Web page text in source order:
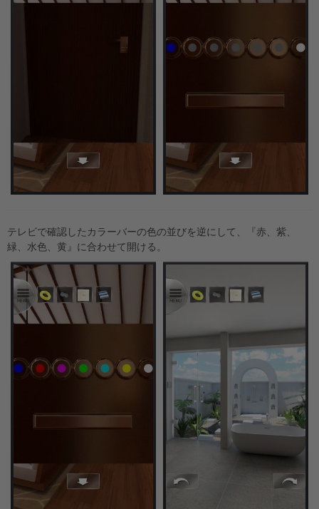
テレビで確認したカラーバーの色の並びを逆にして、『赤、紫、
緑、水色、黄』に合わせて開ける。